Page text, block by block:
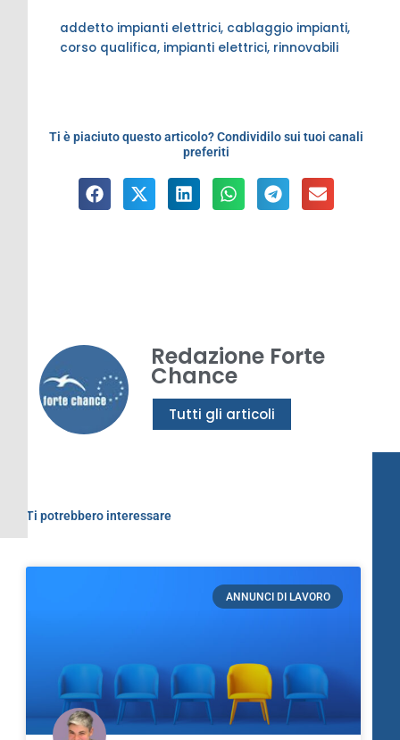
addetto impianti elettrici, cablaggio impianti,
corso qualifica, impianti elettrici, rinnovabili
Ti è piaciuto questo articolo? Condividilo sui tuoi canali
preferiti
Redazione Forte
Chance
Tutti gli articoli
Ti potrebbero interessare
ANNUNCI DI LAVORO